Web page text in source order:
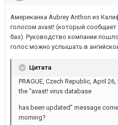
Американка Aubrey Anthon из
голосом avast! (который
баз). Руководство компании
голос можно услышать в
Цитата
PRAGUE, Czech Republic, April
the “avast! virus database
has been updated” message
morning?